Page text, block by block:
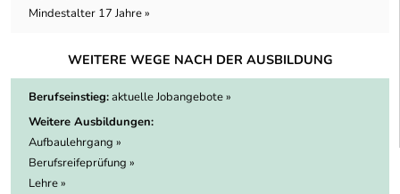
Mindestalter 17 Jahre »
WEITERE WEGE NACH DER AUSBILDUNG
Berufseinstieg:aktuelle Jobangebote »
Weitere Ausbildungen:
Aufbaulehrgang »
Berufsreifeprüfung »
Lehre »